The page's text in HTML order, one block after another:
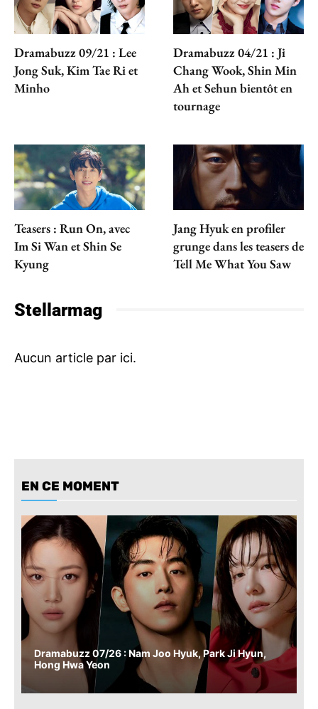
Dramabuzz 09/21 : Lee
Jong Suk, Kim Tae Ri et
Minho
Dramabuzz 04/21 : Ji
Chang Wook, Shin Min
Ah et Sehun bientôt en
tournage
Teasers : Run On, avec
Im Si Wan et Shin Se
Kyung
Jang Hyuk en profiler
grunge dans les teasers de
Tell Me What You Saw
Stellarmag
EN CE MOMENT
Dramabuzz 07/26 : Nam Joo Hyuk, Park Ji Hyun,
Hong Hwa Yeon